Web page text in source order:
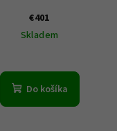
€401
Skladem
Do košíka